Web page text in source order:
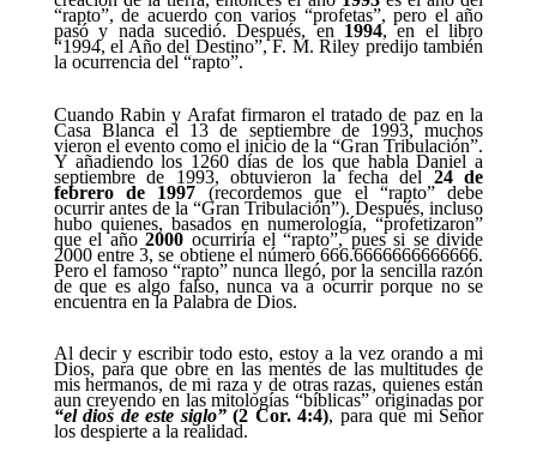
“rapto”, de acuerdo con varios “profetas”, pero el año
pasó y nada sucedió. Después, en 1994, en el libro
“1994, el Año del Destino”, F. M. Riley predijo también
la ocurrencia del “rapto”.
Cuando Rabin y Arafat firmaron el tratado de paz en la
Casa Blanca el 13 de septiembre de 1993, muchos
vieron el evento como el inicio de la “Gran Tribulación”.
Y añadiendo los 1260 días de los que habla Daniel a
septiembre de 1993, obtuvieron la fecha del 24 de
febrero de 1997 (recordemos que el “rapto” debe
ocurrir antes de la “Gran Tribulación”). Después, incluso
hubo quienes, basados en numerología, “profetizaron”
que el año2000 ocurriría el “rapto”, pues si se divide
2000 entre 3, se obtiene el número 666.6666666666666.
Pero el famoso “rapto” nunca llegó, por la sencilla razón
de que es algo falso, nunca va a ocurrir porque no se
encuentra en la Palabra de Dios.
Al decir y escribir todo esto, estoy a la vez orando a mi
Dios, para que obre en las mentes de las multitudes de
mis hermanos, de mi raza y de otras razas, quienes están
aun creyendo en las mitologías “bíblicas” originadas por
“el dios de este siglo”(2 Cor. 4:4), para que mi Señor
los despierte a la realidad.